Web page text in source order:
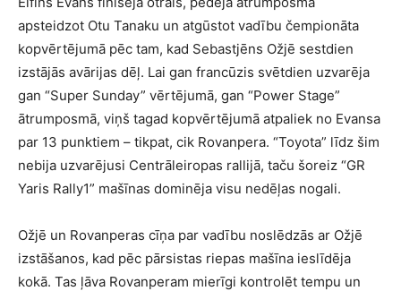
apsteidzot Otu Tanaku un atgūstot vadību čempionāta
kopvērtējumā pēc tam, kad Sebastjēns Ožjē sestdien
izstājās avārijas dēļ. Lai gan francūzis svētdien uzvarēja
gan “Super Sunday” vērtējumā, gan “Power Stage”
ātrumposmā, viņš tagad kopvērtējumā atpaliek no Evansa
par 13 punktiem – tikpat, cik Rovanpera. “Toyota” līdz šim
nebija uzvarējusi Centrāleiropas rallijā, taču šoreiz “GR
Yaris Rally1” mašīnas dominēja visu nedēļas nogali.
Ožjē un Rovanperas cīņa par vadību noslēdzās ar Ožjē
izstāšanos, kad pēc pārsistas riepas mašīna ieslīdēja
kokā. Tas ļāva Rovanperam mierīgi kontrolēt tempu un